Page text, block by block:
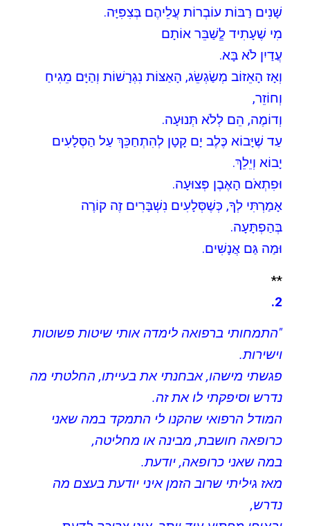
שָׁנִים רַבּוֹת עוֹבְרוֹת עֲלֵיהֶם בְּצִפִּיָּה.
מִי שֶׁעָתִיד לְְְשַׁבֵּר אוֹתָם
עֲדַיִן לֹא בָּא.
וְאָז הָאֵזוֹב מְשַׂגְשֵׂג, הָאַצּוֹת נִגְרָשׁוֹת וְהַיָּם מֵגִיחַ
וְחוֹזֵר,
וְדוֹמֶה, הֵם לְלֹא תְּנוּעָה.
עַד שֶׁיָּבוֹא כֶּלֶב יָם קָטָן לְהִתְחַכֵּךְ עַל הַסְּלָעִים
יָבוֹא וְיֵלֵךְ.
וּפִתְאֹם הָאֶבֶן פְּצוּעָה.
אָמַרְתִּי לְךָ, כְּשֶׁסְּלָעִים נִשְׁבָּרִים זֶה קוֹרֶה
בְּהַפְתָּעָה.
וּמַה גַּם אֲנָשִׁים.
**
2.
"התמחותי ברפואה לימדה אותי שיטות פשוטות
וישירות.
פגשתי מישהו, אבחנתי את בעייתו, החלטתי מה
נדרש וסיפקתי לו את זה.
המודל הרפואי שהקנו לי התמקד במה שאני
כרופאה חושבת, מבינה או מחליטה,
במה שאני כרופאה, יודעת.
מאז גיליתי שרוב הזמן איני יודעת בעצם מה
נדרש,